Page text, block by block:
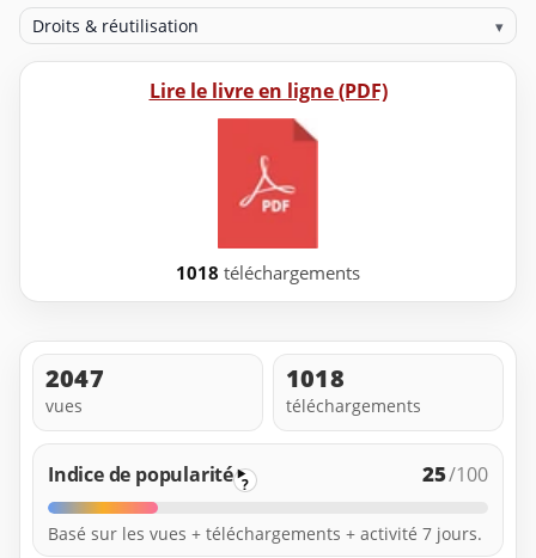
Droits & réutilisation ▾
Lire le livre en ligne (PDF)
1018 téléchargements
2047
vues
1018
téléchargements
Indice de popularité ? 25/100
Basé sur les vues + téléchargements + activité 7 jours.